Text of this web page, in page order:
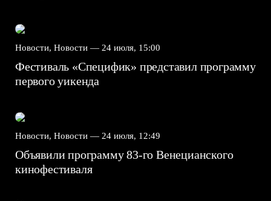
Новости, Новости — 24 июля, 15:00
Фестиваль «Специфик» представил программу
первого уикенда
Новости, Новости — 24 июля, 12:49
Объявили программу 83-го Венецианского
кинофестиваля